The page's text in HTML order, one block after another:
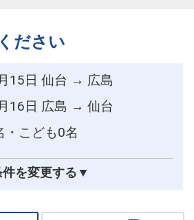
ださい
15日 仙台 → 広島
16日 広島 → 仙台
・こども0名
件を変更する▼